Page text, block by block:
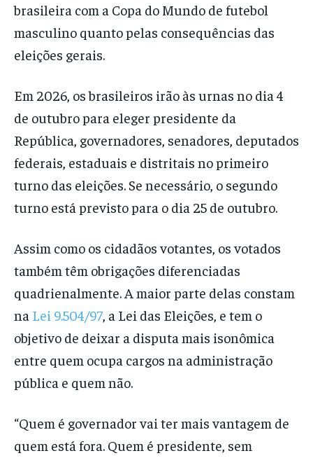
brasileira com a Copa do Mundo de futebol
masculino quanto pelas consequências das
eleições gerais.
Em 2026, os brasileiros irão às urnas no dia 4
de outubro para eleger presidente da
República, governadores, senadores, deputados
federais, estaduais e distritais no primeiro
turno das eleições. Se necessário, o segundo
turno está previsto para o dia 25 de outubro.
Assim como os cidadãos votantes, os votados
também têm obrigações diferenciadas
quadrienalmente. A maior parte delas constam
na Lei 9.504/97, a Lei das Eleições, e tem o
objetivo de deixar a disputa mais isonômica
entre quem ocupa cargos na administração
pública e quem não.
“Quem é governador vai ter mais vantagem de
quem está fora. Quem é presidente, sem